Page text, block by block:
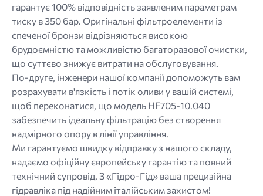
гарантує 100% відповідність заявленим параметрам
тиску в 350 бар. Оригінальні фільтроелементи із
спеченої бронзи відрізняються високою
брудоємністю та можливістю багаторазової очистки,
що суттєво знижує витрати на обслуговування.
По-друге, інженери нашої компанії допоможуть вам
розрахувати в'язкість і потік оливи у вашій системі,
щоб переконатися, що модель HF705-10.040
забезпечить ідеальну фільтрацію без створення
надмірного опору в лінії управління.
Ми гарантуємо швидку відправку з нашого складу,
надаємо офіційну європейську гарантію та повний
технічний супровід. З «Гідро-Гід» ваша прецизійна
гідравліка під надійним італійським захистом!